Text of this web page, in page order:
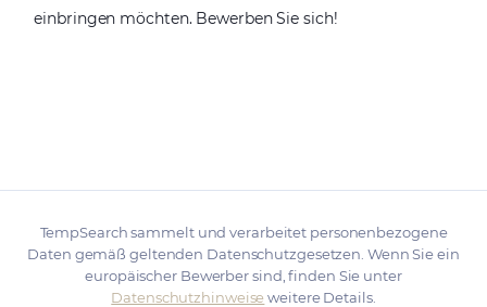
einbringen möchten. Bewerben Sie sich!
TempSearch sammelt und verarbeitet personenbezogene
Daten gemäß geltenden Datenschutzgesetzen. Wenn Sie ein
europäischer Bewerber sind, finden Sie unter
Datenschutzhinweise weitere Details.